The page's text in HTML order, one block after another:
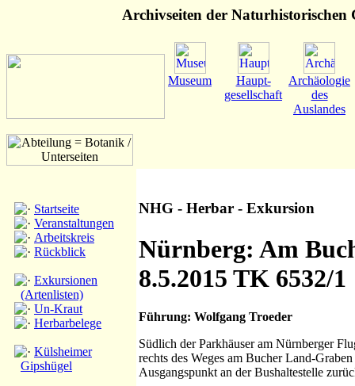
Archivseiten der Naturhistorischen
Museum
Haupt-
gesellschaft
Archäologie
des
Auslandes
Startseite
Veranstaltungen
Arbeitskreis
Rückblick
Exkursionen
(Artenlisten)
Un-Kraut
Herbarbelege
Külsheimer
Gipshügel
NHG - Herbar - Exkursion
Nürnberg: Am
8.5.2015 TK 6532/1
Führung: Wolfgang Troeder
Südlich der Parkhäuser am Nürnberger
rechts des Weges am Bucher Land-
Ausgangspunkt an der Bushaltestelle